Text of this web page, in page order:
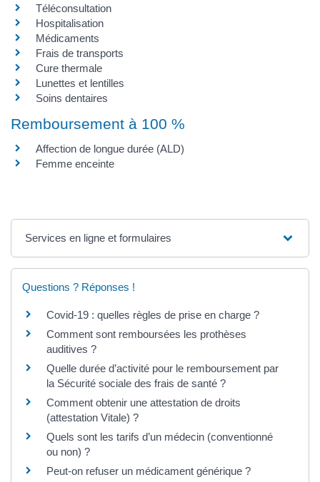
Téléconsultation
Hospitalisation
Médicaments
Frais de transports
Cure thermale
Lunettes et lentilles
Soins dentaires
Remboursement à 100 %
Affection de longue durée (ALD)
Femme enceinte
Services en ligne et formulaires
Questions ? Réponses !
Covid-19 : quelles règles de prise en charge ?
Comment sont remboursées les prothèses
auditives ?
Quelle durée d’activité pour le remboursement par
la Sécurité sociale des frais de santé ?
Comment obtenir une attestation de droits
(attestation Vitale) ?
Quels sont les tarifs d’un médecin (conventionné
ou non) ?
Peut-on refuser un médicament générique ?